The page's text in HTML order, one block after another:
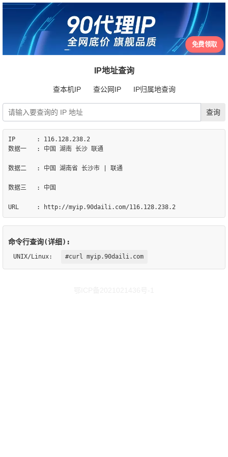
免费领取
IP地址查询
查本机IP 查公网IP IP归属地查询
IP	: 116.128.238.2
数据一	: 中国 湖南 长沙 联通
数据二	: 中国 湖南省 长沙市 | 联通
数据三	: 中国
命令行查询(详细):
UNIX/Linux: #curl myip.90daili.com